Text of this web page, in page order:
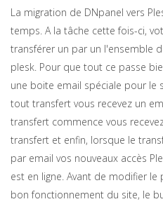
La migration de DNpanel vers
temps. A la tâche cette fois-ci,
transférer un par un l'ensemble
plesk. Pour que tout ce passe
une boite email spéciale pour le
tout transfert vous recevez un
transfert commence vous
transfert et enfin, lorsque le
par email vos nouveaux accès
est en ligne. Avant de modifier le
bon fonctionnement du site, le